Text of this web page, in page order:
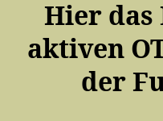
Hier das
aktiven
der